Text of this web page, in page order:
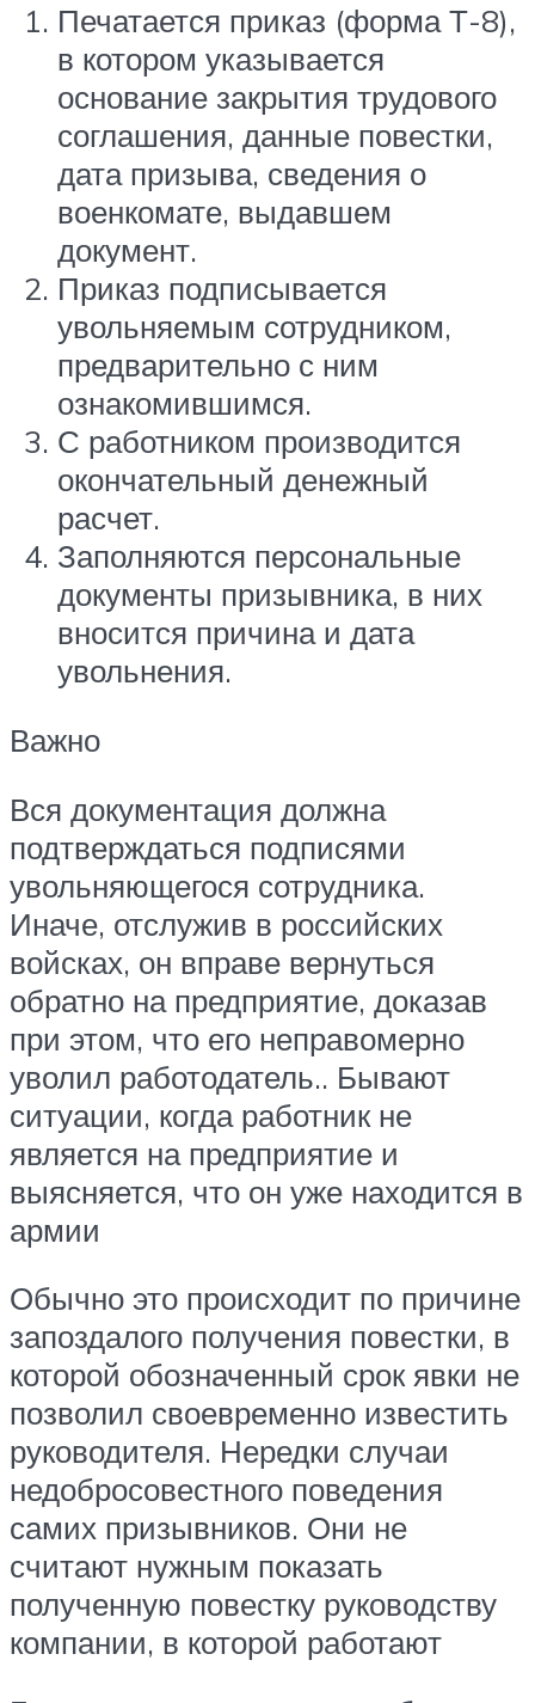
Печатается приказ (форма Т-8),
в котором указывается
основание закрытия трудового
соглашения, данные повестки,
дата призыва, сведения о
военкомате, выдавшем
документ.
Приказ подписывается
увольняемым сотрудником,
предварительно с ним
ознакомившимся.
С работником производится
окончательный денежный
расчет.
Заполняются персональные
документы призывника, в них
вносится причина и дата
увольнения.
Важно
Вся документация должна
подтверждаться подписями
увольняющегося сотрудника.
Иначе, отслужив в российских
войсках, он вправе вернуться
обратно на предприятие, доказав
при этом, что его неправомерно
уволил работодатель.. Бывают
ситуации, когда работник не
является на предприятие и
выясняется, что он уже находится в
армии
Обычно это происходит по причине
запоздалого получения повестки, в
которой обозначенный срок явки не
позволил своевременно известить
руководителя. Нередки случаи
недобросовестного поведения
самих призывников. Они не
считают нужным показать
полученную повестку руководству
компании, в которой работают